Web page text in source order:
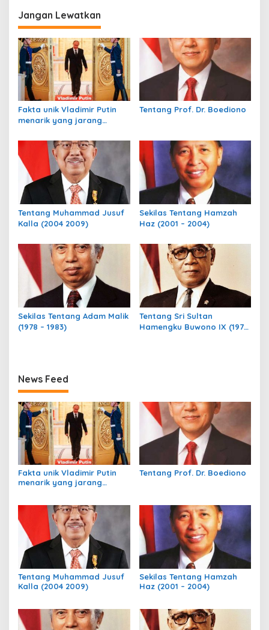
i
g
a
s
i
p
o
s
Jangan Lewatkan
Fakta unik Vladimir Putin
menarik yang jarang
Tentang Prof. Dr. Boediono
Tentang Muhammad Jusuf
Kalla (2004 2009)
Sekilas Tentang Hamzah
Haz (2001 – 2004)
Sekilas Tentang Adam Malik
(1978 – 1983)
Tentang Sri Sultan
Hamengku Buwono IX (1973
News Feed
Fakta unik Vladimir Putin
menarik yang jarang
Tentang Prof. Dr. Boediono
Tentang Muhammad Jusuf
Kalla (2004 2009)
Sekilas Tentang Hamzah
Haz (2001 – 2004)